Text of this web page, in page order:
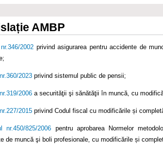
AMBP
2002 privind asigurarea pentru accidente de
2023 privind sistemul public de pensii;
2006 a securităţii şi sănătăţii în muncă, cu
2015 privind Codul fiscal cu modificările și
nr.450/825/2006 pentru aprobarea Normelor
de muncă şi boli profesionale, cu modificările și